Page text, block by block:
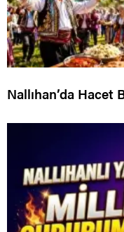
Nallıhan’da Hacet